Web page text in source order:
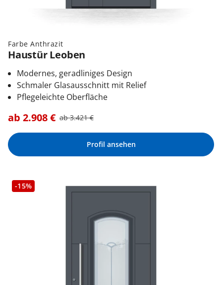
Farbe Anthrazit
Haustür Leoben
Modernes, geradliniges Design
Schmaler Glasausschnitt mit Relief
Pflegeleichte Oberfläche
ab 2.908€ ab3.421€
Profil ansehen
-15%